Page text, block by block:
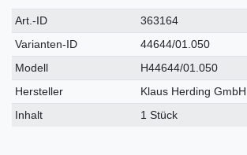
Technisches
Merkmal
Wert
Art.-ID
363164
Varianten-ID
44644/01.050
Modell
H44644/01.050
Hersteller
Klaus Herding GmbH
Inhalt
1 Stück